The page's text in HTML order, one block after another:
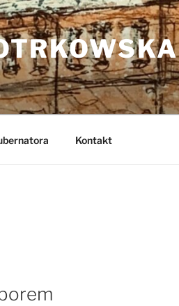
Kontakt